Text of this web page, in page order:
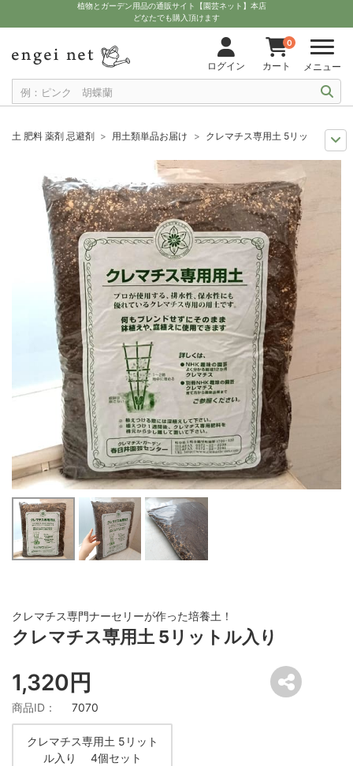
植物とガーデン用品の通販サイト【園芸ネット】本店
どなたでも購入頂けます
ログイン
0
カート メニュー
土 肥料 薬剤 忌避剤 用土類単品お届け
クレマチス専用土 5リットル入
クレマチス専用土 5リットル入り
12月上中旬予約
グッズ・資材
クレマチス専用土 5リットル入り
10月中下旬予約
グッズ・資材 クレマチス専用土 5リットル入り
クレマチス専門ナーセリーが作った培養土！
クレマチス専用土 5リットル入り
1,320円
商品ID： 7070
クレマチス専用土 5リット
ル入り 4個セット